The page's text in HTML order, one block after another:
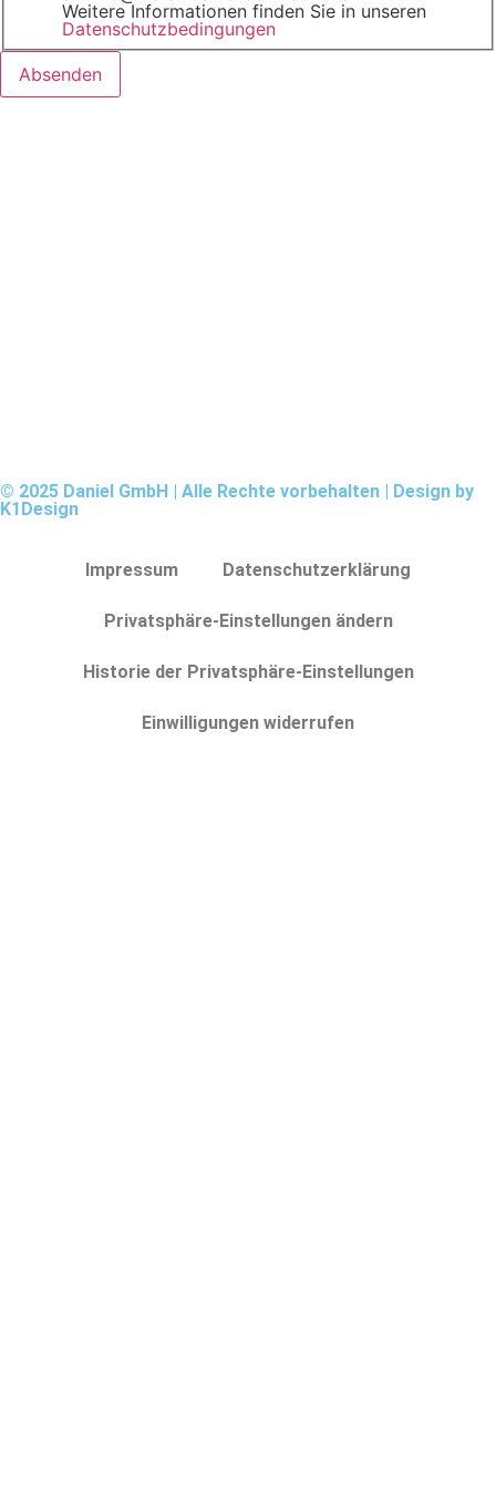
Weitere Informationen finden Sie in unseren
Datenschutzbedingungen
Absenden
© 2025 Daniel GmbH | Alle Rechte vorbehalten | Design by
K1Design
Impressum Datenschutzerklärung
Privatsphäre-Einstellungen ändern
Historie der Privatsphäre-Einstellungen
Einwilligungen widerrufen